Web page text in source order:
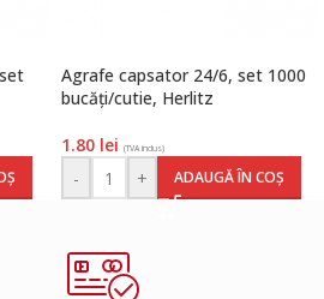
Agrafe capsator 24/6, set 1000
bucăți/cutie, Herlitz
1.80 lei (TVA inclus)
- + ADAUGĂ ÎN COȘ